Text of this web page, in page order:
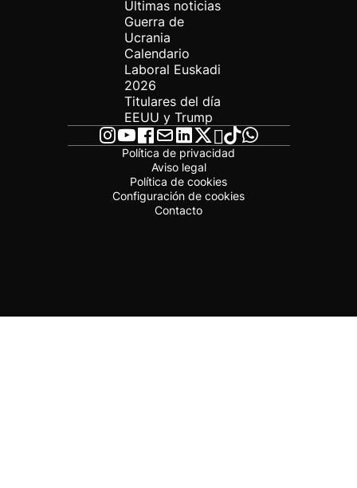
Últimas noticias
Guerra de
Ucrania
Calendario
Laboral Euskadi
2026
Titulares del día
EEUU y Trump
Política de privacidad
Aviso legal
Política de cookies
Configuración de cookies
Contacto